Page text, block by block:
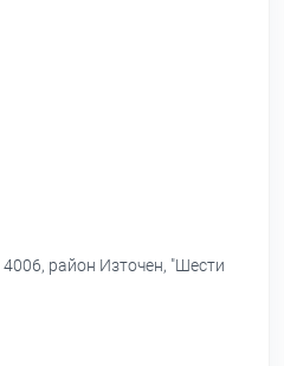
район Източен, "Шести